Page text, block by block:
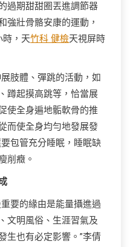
過期甜甜圈丟進調節器
強壯骨骼安康的運動，
時，天竹科 健檢天視屏時
肢體、彈跳的活動，如
蹲起摸高跳等，恰當展
使全身遍地骺軟骨的推
而使全身均勻地發展發
包管充分睡眠，睡眠缺
削癥。
要的緣由是能量攝進過
文明風俗、生涯習氣及
生也有必定影響。”李倩